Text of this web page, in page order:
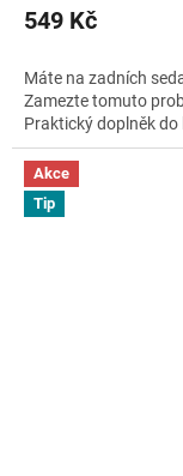
549 Kč
Máte na zadních
Zamezte tomuto
Praktický doplněk
Akce
Tip